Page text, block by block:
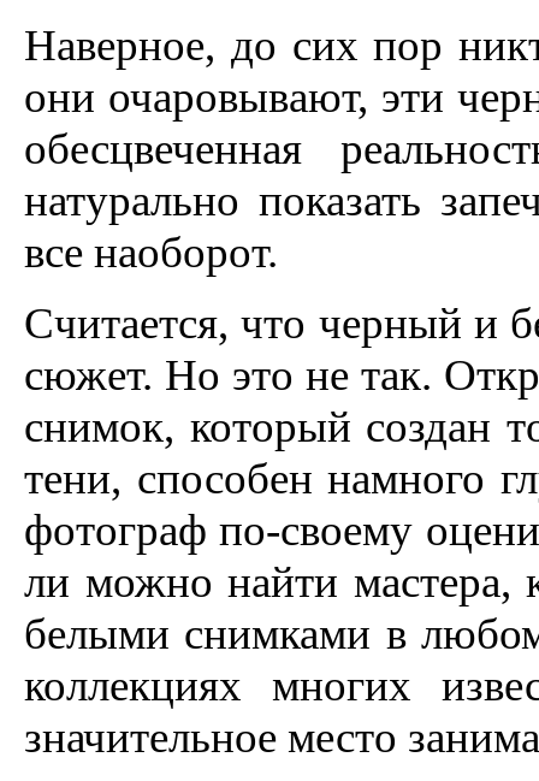
Наверное, до сих пор
они очаровывают, эти
обесцвеченная
натурально показать
все наоборот.
Считается, что черный и
сюжет. Но это не так.
снимок, который создан
тени, способен намного
фотограф по-своему
ли можно найти мастера,
белыми снимками в любом
коллекциях многих
значительное место